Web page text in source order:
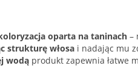
oparta na taninach –
strukturę włosa i nadając mu
wodą produkt zapewnia łatwe